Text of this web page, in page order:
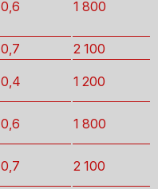
0,6 1 800
0,7
2 100
0,4 1 200
0,6 1 800
0,7 2 100